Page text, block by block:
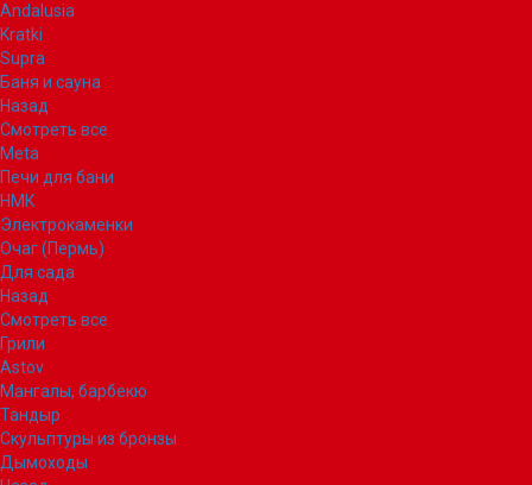
Andalusia
Kratki
Supra
Баня и сауна
Назад
Смотреть все
Meta
Печи для бани
НМК
Электрокаменки
Очаг (Пермь)
Для сада
Назад
Смотреть все
Грили
Astov
Мангалы, барбекю
Тандыр
Скульптуры из бронзы
Дымоходы